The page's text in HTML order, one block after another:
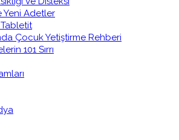
Yeni Adetler
Çocuk Yetiştirme Rehberi
101 Sırrı